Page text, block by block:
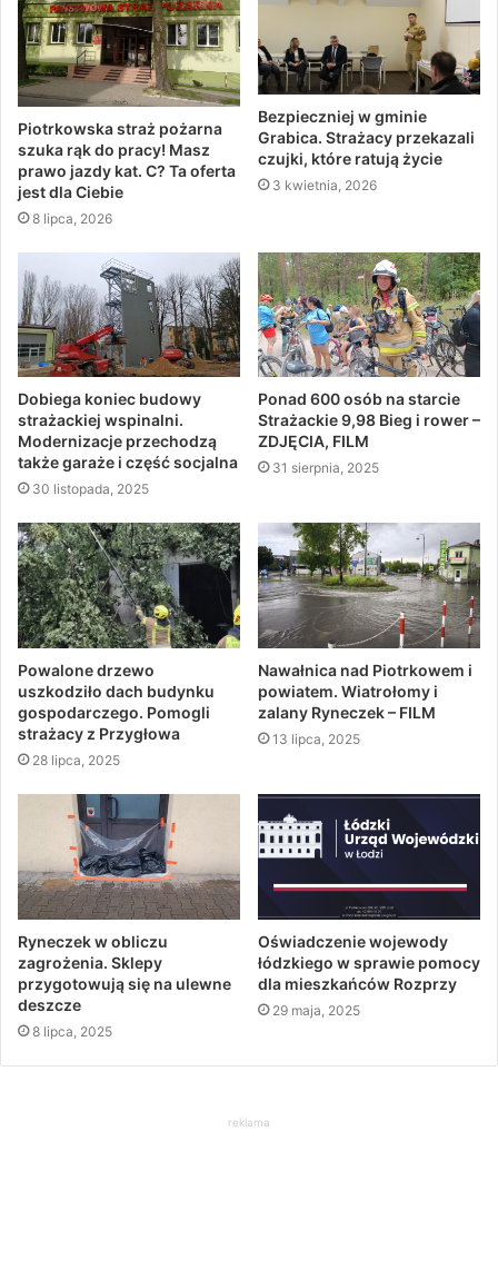
Piotrkowska straż pożarna
szuka rąk do pracy! Masz
prawo jazdy kat. C? Ta oferta
jest dla Ciebie
8 lipca, 2026
Bezpieczniej w gminie
Grabica. Strażacy przekazali
czujki, które ratują życie
3 kwietnia, 2026
Dobiega koniec budowy
strażackiej wspinalni.
Modernizacje przechodzą
także garaże i część socjalna
30 listopada, 2025
Ponad 600 osób na starcie
Strażackie 9,98 Bieg i rower –
ZDJĘCIA, FILM
31 sierpnia, 2025
Powalone drzewo
uszkodziło dach budynku
gospodarczego. Pomogli
strażacy z Przygłowa
28 lipca, 2025
Nawałnica nad Piotrkowem i
powiatem. Wiatrołomy i
zalany Ryneczek – FILM
13 lipca, 2025
Ryneczek w obliczu
zagrożenia. Sklepy
przygotowują się na ulewne
deszcze
8 lipca, 2025
Oświadczenie wojewody
łódzkiego w sprawie pomocy
dla mieszkańców Rozprzy
29 maja, 2025
reklama